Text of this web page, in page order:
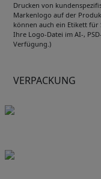
Drucken von
Markenlogo auf der
können auch ein Etikett für
Ihre Logo-Datei im AI-,
Verfügung.)
VERPACKUNG